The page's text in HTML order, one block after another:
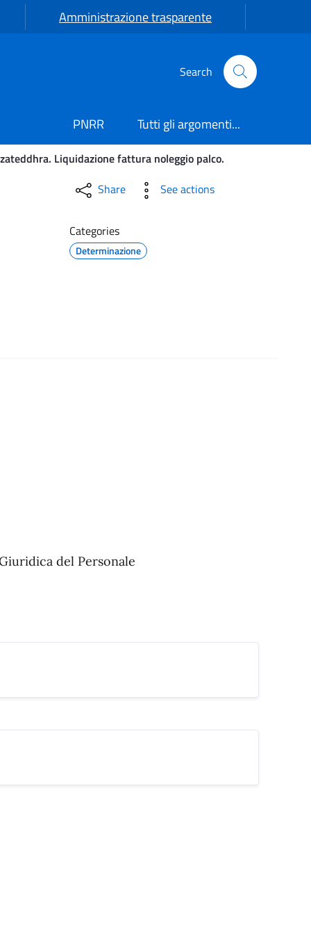
Amministrazione trasparente
Search
PNRR Tutti gli argomenti...
Liquidazione fattura noleggio palco.
Cazzateddhra.
Share See actions
Categories
Determinazione
del Personale